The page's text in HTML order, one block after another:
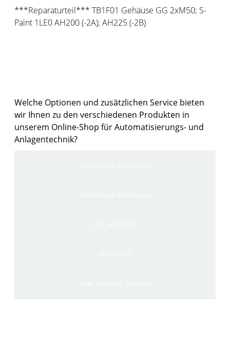
***Reparaturteil*** TB1F01 Gehäuse GG 2xM50; S-
Paint 1LE0 AH200 (-2A); AH225 (-2B)
Welche Optionen und zusätzlichen Service bieten
wir Ihnen zu den verschiedenen Produkten in
unserem Online-Shop für Automatisierungs- und
Anlagentechnik?